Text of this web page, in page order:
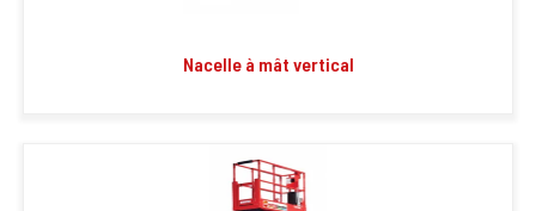
Nacelle à mât vertical